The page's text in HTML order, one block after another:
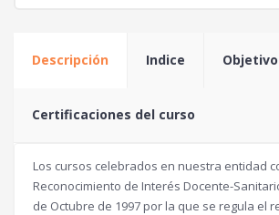
Descripción Indice
Certificaciones del curso
Los cursos celebrados en nuestra entidad
Reconocimiento de Interés Docente-
de Octubre de 1997 por la que se regula el